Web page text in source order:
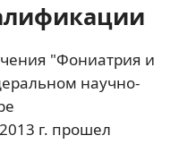
"Фониатрия и
научно-
г. прошел